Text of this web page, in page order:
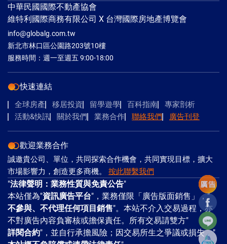
Line
中華民國國際不動產協會
維特利國際商務有限公司 X 台灣國際房地產博覽會
info@globalg.com.tw
新北市林口區公園路203號10樓
服務時間：週一至週五 9:00-18:00
快速連結
全球房產 移居投資 留學遊學 百科指南
專家剖析
活動&快訊
關於我們 業務合作 聯絡我們 廣告刊登
歡迎業務合作
誠邀貴公司、單位，共同探索合作機會，共同實現目標，擴大
市場影響力，創造更多商機。 按此聯繫我們
"法律聲明：業務性質與免責公告"
本站僅為"資訊廣告平台"，業務僅限「廣告版面銷售」，"
不參與、不代理任何項目銷售"。本站不介入交易過程，亦
不對廣告內容負審核或擔保責任。所有交易請雙方"
詳閱合約"，並自行承擔風險；因交易所生之爭議或損失，"